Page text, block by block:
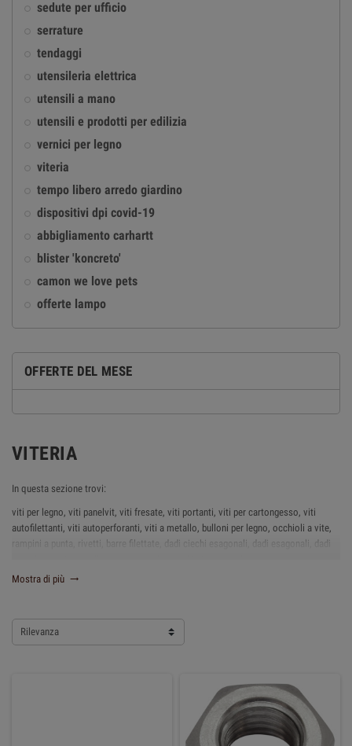
sedute per ufficio
serrature
tendaggi
utensileria elettrica
utensili a mano
utensili e prodotti per edilizia
vernici per legno
viteria
tempo libero arredo giardino
dispositivi dpi covid-19
abbigliamento carhartt
blister 'koncreto'
camon we love pets
offerte lampo
OFFERTE DEL MESE
VITERIA
In questa sezione trovi:
viti per legno, viti panelvit, viti fresate, viti portanti, viti per cartongesso, viti
autofilettanti, viti autoperforanti, viti a metallo, bulloni per legno, occhioli a vite,
rampini a punta, rivetti, barre filettate, dadi ciechi esagonali, dadi esagonali, dadi
Mostra di più 
Rilevanza